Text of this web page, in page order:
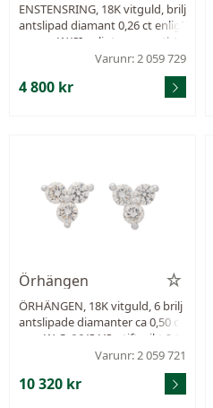
ENSTENSRING, 18K vitguld, brilj
antslipad diamant 0,26 ct enligt
gravyr, W/SI enligt gravyr, stl 18
mm, vikt 2,3 g, slitna klor, ensta
Varunr: 2 059 729
4 800 kr
Örhängen
ÖRHÄNGEN, 18K vitguld, 6 brilj
antslipade diamanter ca 0,50 ct
v, ca W-Cr/VVS-VS, stift, vikt 2,0
Varunr: 2 059 721
10 320 kr